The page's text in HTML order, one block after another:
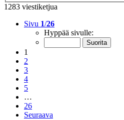
1283 viestiketjua
Sivu 1/26
Hyppää sivulle:
1
2
3
4
5
…
26
Seuraava